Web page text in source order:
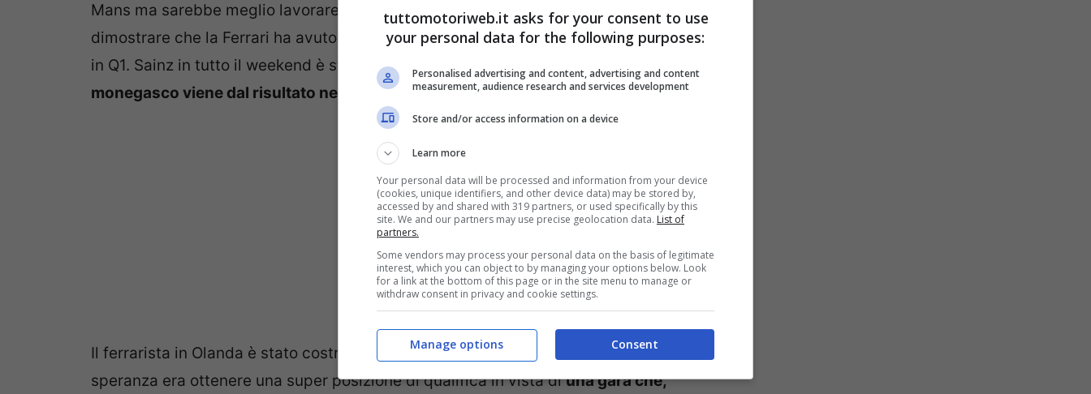
Mans ma sarebbe meglio lavorare sulla monoposto in ottica gara. Toccherà
dimostrare che la Ferrari ha avuto un motivo valido per far transitare gli altri piloti
in Q1. Sainz in tutto il weekend è stato molto competitivo rispetto a Leclerc.
monegasco viene dal risultato negativo dello scorso weekend.
Il ferrarista in Olanda è stato costretto al ritiro dopo un problema tecnico, ma la
speranza era ottenere una super posizione di qualifica in vista diuna gara che,
tuttomotoriweb.it asks for your consent to use
your personal data for the following purposes:
Personalised advertising and content, advertising and content
measurement, audience research and services development
Store and/or access information on a device
Learn more
Your personal data will be processed and information from your device
(cookies, unique identifiers, and other device data) may be stored by,
accessed by and shared with 319 partners, or used specifically by this
site. We and our partners may use precise geolocation data. List of
partners.
Some vendors may process your personal data on the basis of legitimate
interest, which you can object to by managing your options below. Look
for a link at the bottom of this page or in the site menu to manage or
withdraw consent in privacy and cookie settings.
Consent
Manage options